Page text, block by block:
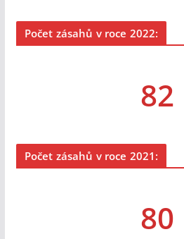
Počet zásahů v roce 2022:
82
Počet zásahů v roce 2021:
80